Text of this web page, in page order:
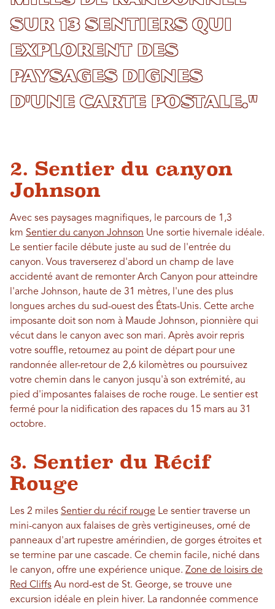
sur 13 sentiers qui
explorent des
paysages dignes
d'une carte postale."
2. Sentier du canyon
Johnson
Avec ses paysages magnifiques, le parcours de 1,3
km Sentier du canyon Johnson Une sortie hivernale idéale.
Le sentier facile débute juste au sud de l'entrée du
canyon. Vous traverserez d'abord un champ de lave
accidenté avant de remonter Arch Canyon pour atteindre
l'arche Johnson, haute de 31 mètres, l'une des plus
longues arches du sud-ouest des États-Unis. Cette arche
imposante doit son nom à Maude Johnson, pionnière qui
vécut dans le canyon avec son mari. Après avoir repris
votre souffle, retournez au point de départ pour une
randonnée aller-retour de 2,6 kilomètres ou poursuivez
votre chemin dans le canyon jusqu'à son extrémité, au
pied d'imposantes falaises de roche rouge. Le sentier est
fermé pour la nidification des rapaces du 15 mars au 31
octobre.
3. Sentier du Récif
Rouge
Les 2 miles Sentier du récif rouge Le sentier traverse un
mini-canyon aux falaises de grès vertigineuses, orné de
panneaux d'art rupestre amérindien, de gorges étroites et
se termine par une cascade. Ce chemin facile, niché dans
le canyon, offre une expérience unique. Zone de loisirs de
Red Cliffs Au nord-est de St. George, se trouve une
excursion idéale en plein hiver. La randonnée commence